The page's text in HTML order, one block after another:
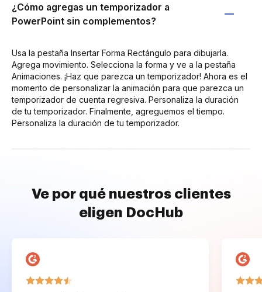
¿Cómo agregas un temporizador a
PowerPoint sin complementos?
Usa la pestaña Insertar Forma Rectángulo para dibujarla.
Agrega movimiento. Selecciona la forma y ve a la pestaña
Animaciones. ¡Haz que parezca un temporizador! Ahora es el
momento de personalizar la animación para que parezca un
temporizador de cuenta regresiva. Personaliza la duración
de tu temporizador. Finalmente, agreguemos el tiempo.
Personaliza la duración de tu temporizador.
Ve por qué nuestros clientes
eligen DocHub